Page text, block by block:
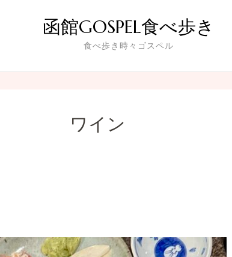
函館GOSPEL食べ歩き
食べ歩き時々ゴスペル
ワイン